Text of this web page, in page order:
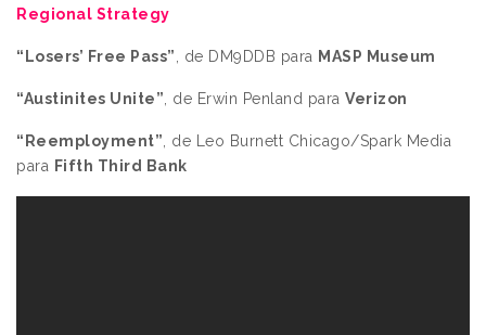
Regional Strategy
“Losers’ Free Pass” , de DM9DDB para MASP Museum
“Austinites Unite” , de Erwin Penland para Verizon
“Reemployment” , de Leo Burnett Chicago/Spark Media
para Fifth Third Bank